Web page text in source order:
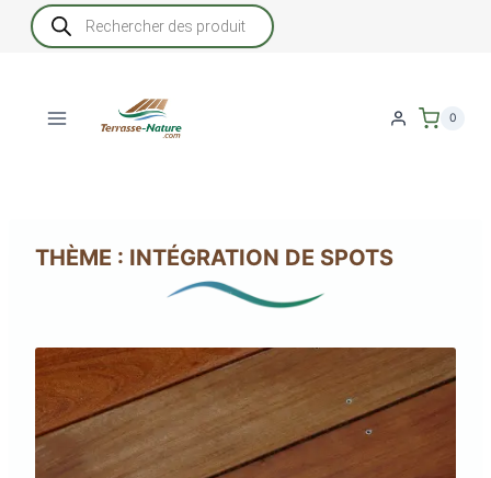
Recherche
de
produits
0
THÈME : INTÉGRATION DE SPOTS